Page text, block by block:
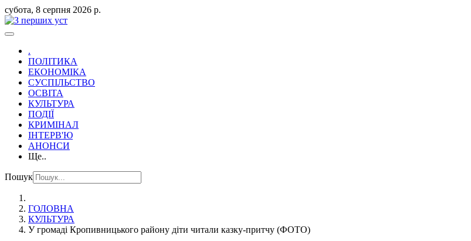
субота, 8 серпня 2026 р.
.
ПОЛІТИКА
ЕКОНОМІКА
СУСПІЛЬСТВО
ОСВІТА
КУЛЬТУРА
ПОДІЇ
КРИМІНАЛ
ІНТЕРВ'Ю
АНОНСИ
Ще..
Пошук
ГОЛОВНА
КУЛЬТУРА
У громаді Кропивницького району діти читали казку-притчу (ФОТО)